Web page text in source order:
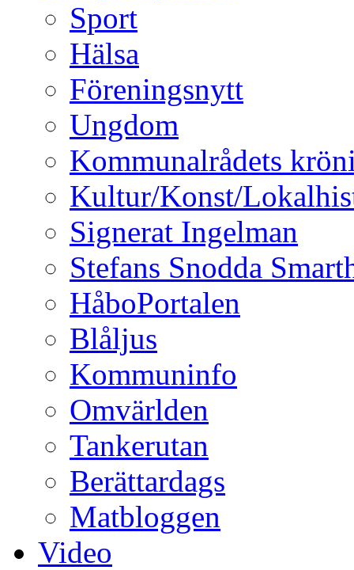
Sport
Hälsa
Föreningsnytt
Ungdom
Kommunalrådets
Kultur/Konst/
Signerat Ingelman
Stefans Snodda
HåboPortalen
Blåljus
Kommuninfo
Omvärlden
Tankerutan
Berättardags
Matbloggen
Video